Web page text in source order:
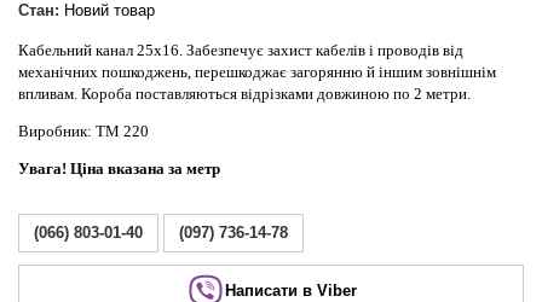
Стан: Новий товар
Кабельний канал 25х16. Забезпечує захист кабелів і проводів від
механічних пошкоджень, перешкоджає загорянню й іншим зовнішнім
впливам. Короба поставляються відрізками довжиною по 2 метри.
Виробник: ТМ 220
Увага! Ціна вказана за метр
(066) 803-01-40 (097) 736-14-78
Написати в Viber